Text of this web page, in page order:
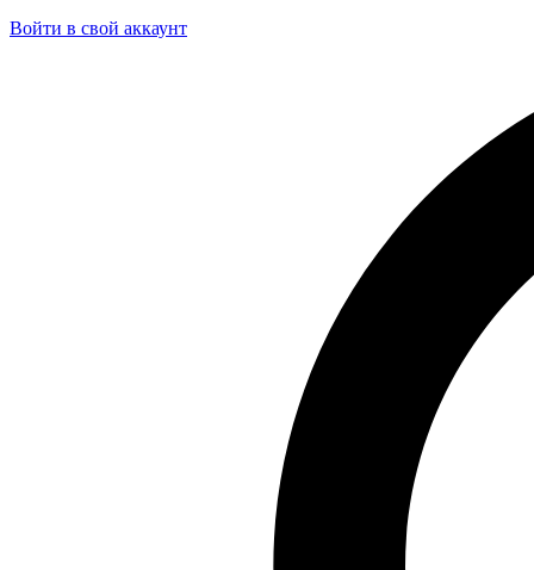
Войти в свой аккаунт